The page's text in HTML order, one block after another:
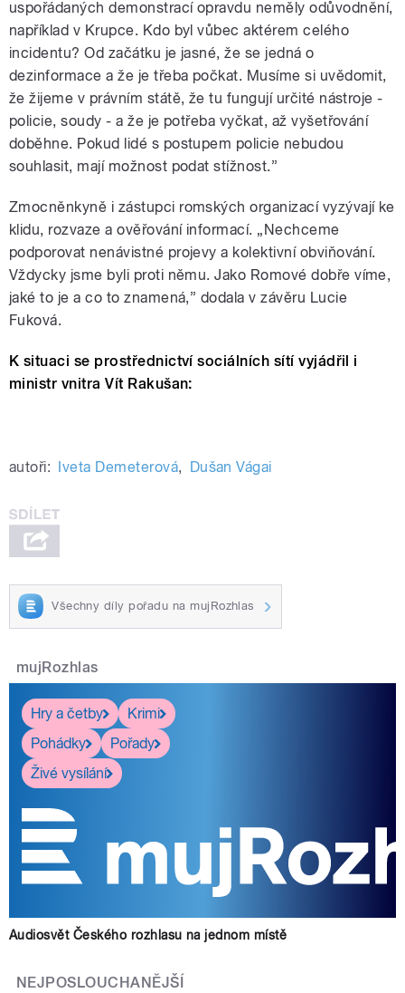
uspořádaných demonstrací opravdu neměly odůvodnění,
například v Krupce. Kdo byl vůbec aktérem celého
incidentu? Od začátku je jasné, že se jedná o
dezinformace a že je třeba počkat. Musíme si uvědomit,
že žijeme v právním státě, že tu fungují určité nástroje -
policie, soudy - a že je potřeba vyčkat, až vyšetřování
doběhne. Pokud lidé s postupem policie nebudou
souhlasit, mají možnost podat stížnost.”
Zmocněnkyně i zástupci romských organizací vyzývají ke
klidu, rozvaze a ověřování informací. „Nechceme
podporovat nenávistné projevy a kolektivní obviňování.
Vždycky jsme byli proti němu. Jako Romové dobře víme,
jaké to je a co to znamená,” dodala v závěru Lucie
Fuková.
K situaci se prostřednictví sociálních sítí vyjádřil i
ministr vnitra Vít Rakušan:
autoři: Iveta Demeterová, Dušan Vágai
Všechny díly pořadu na mujRozhlas
mujRozhlas
Hry a četby
Krimi
Pohádky
Pořady
Živé vysílání
Audiosvět Českého rozhlasu na jednom místě
NEJPOSLOUCHANĚJŠÍ